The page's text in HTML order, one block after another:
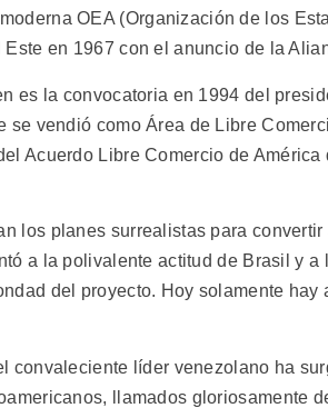
OEA (Organización de los
en 1967 con el anuncio de la
es la convocatoria en 1994 del
se vendió como Área de Libre
Acuerdo Libre Comercio de
los planes surrealistas para
a la polivalente actitud de Brasil y
del proyecto. Hoy solamente hay
convaleciente líder venezolano ha
llamados gloriosamente